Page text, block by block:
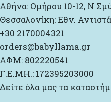
Αθήνα: Ομήρου 10-12, Ν
Θεσσαλονίκη: Εθν.
+30 2170004321
orders@babyllama.gr
ΑΦΜ: 802220541
Γ.Ε.ΜΗ.: 172395203000
Δείτε όλα μας τα